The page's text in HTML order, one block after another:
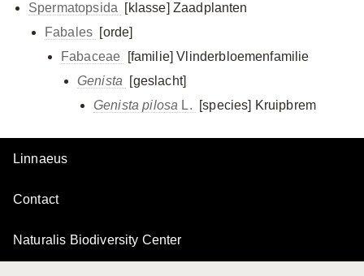
Spermatopsida [klasse] Zaadplanten
Fabales [orde]
Fabaceae
[familie] Vlinderbloemenfamilie
Genista
[geslacht]
Genista pilosa L. [species] Kruipbrem
Linnaeus
Contact
Naturalis Biodiversity Center